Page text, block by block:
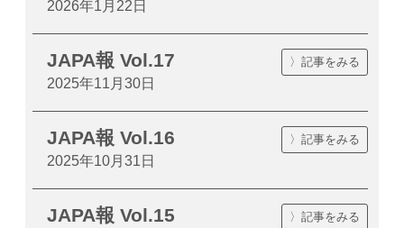
2026年1月22日
JAPA報 Vol.17
2025年11月30日
〉記事をみる
JAPA報 Vol.16
2025年10月31日
〉記事をみる
JAPA報 Vol.15 〉記事をみる